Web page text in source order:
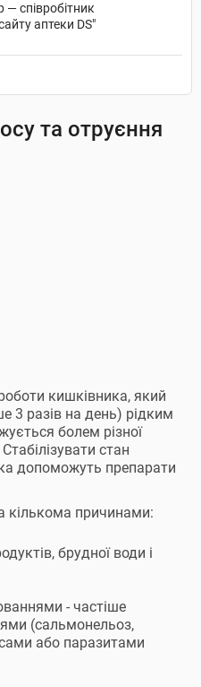
— співробітник
аптеки DS"
та отруєння
кишківника, який
3 разів на день) рідким
болем різної
стан
допоможуть препарати
кількома причинами:
брудної води і
- частіше
(сальмонельоз,
або паразитами